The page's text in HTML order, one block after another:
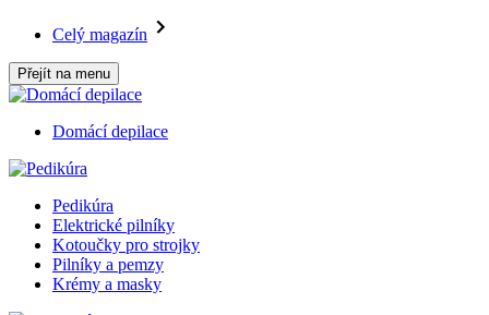
Celý magazín
Přejít na menu
Domácí depilace
Pedikúra
Elektrické pilníky
Kotoučky pro strojky
Pilníky a pemzy
Krémy a masky